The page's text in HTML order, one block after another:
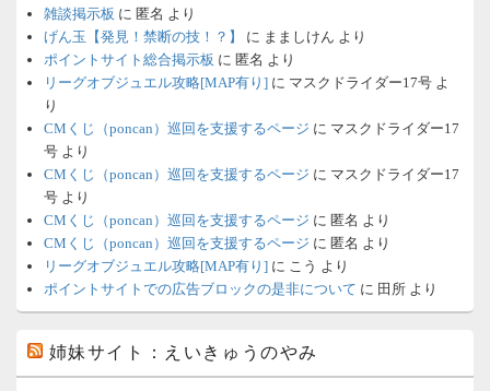
雑談掲示板 に 匿名 より
げん玉【発見！禁断の技！？】
に まましけん より
ポイントサイト総合掲示板 に 匿名 より
リーグオブジュエル攻略[MAP有り] に マスクドライダー17号 よ
り
CMくじ（poncan）巡回を支援するページ に マスクドライダー17
号 より
CMくじ（poncan）巡回を支援するページ に マスクドライダー17
号 より
CMくじ（poncan）巡回を支援するページ に 匿名 より
CMくじ（poncan）巡回を支援するページ に 匿名 より
リーグオブジュエル攻略[MAP有り] に こう より
ポイントサイトでの広告ブロックの是非について に 田所 より
姉妹サイト：えいきゅうのやみ